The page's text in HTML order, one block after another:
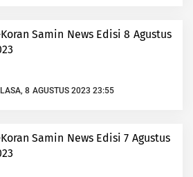
Samin News Edisi 8 Agustus
8 AGUSTUS 2023 23:55
Samin News Edisi 7 Agustus